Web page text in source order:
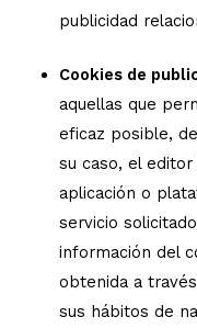
publicidad
Cookies de
aquellas que
eficaz posible,
su caso, el editor
aplicación o
servicio
información del
obtenida a
sus hábitos de